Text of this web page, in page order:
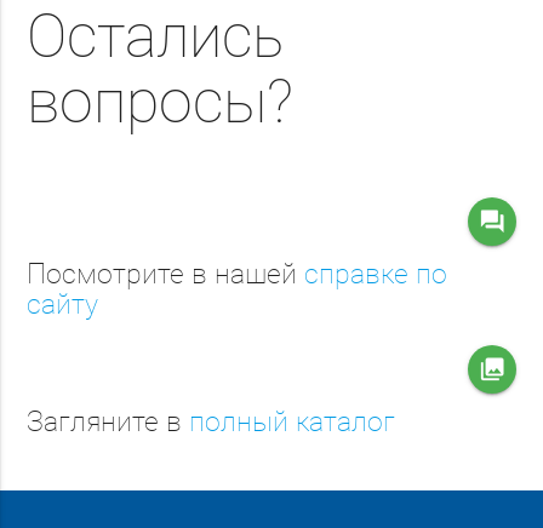
Остались
вопросы?
question_answer
Посмотрите в нашей справке по
сайту
collections
Загляните в полный каталог